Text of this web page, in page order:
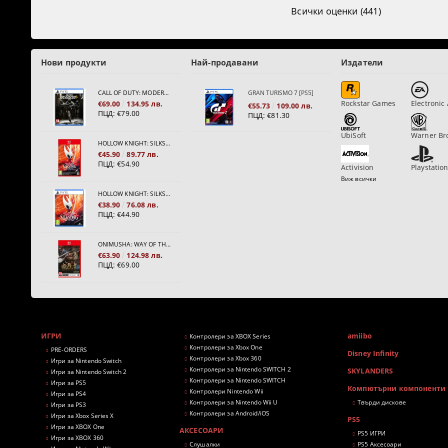
Всички оценки (441)
Нови продукти
CALL OF DUTY: MODERN WARFARE 4[PS5]
€69.00
134.95 лв.
ПЦД: €79.00
HOLLOW KNIGHT: SILKSONG [NINTENDO SWITCH 2]
€45.90
89.77 лв.
ПЦД: €54.90
HOLLOW KNIGHT: SILKSONG [PS5]
€38.90
76.08 лв.
ПЦД: €44.90
ONIMUSHA: WAY OF THE SWORD [NINTENDO SWITCH 2]
€63.90
124.98 лв.
ПЦД: €69.00
Най-продавани
GRAN TURISMO 7 [PS5]
€55.73
109.00 лв.
ПЦД: €81.30
Издатели
Rockstar Games Electronic
UbiSoft Warner
Activision Playstation
Виж всички
ИГРИ
PRE-ORDERS
Игри за Nintendo Switch
Игри за Nintendo Switch 2
Игри за PS5
Игри за PS4
Игри за PS3
Игри за Xbox Series X
Игри за XBOX One
Игри за XBOX 360
Контролери за XBOX Series
Контролери за Xbox One
Контролери за Xbox 360
Контролери за Nintendo SWITCH 2
Контролери за Nintendo SWITCH
Контролери Nintendo Wii
Контролери за Nintendo Wii U
Контролери за Android/iOS
АКСЕСОАРИ
Слушалки
amiibo
Disney Infinity
SKYLANDERS
Компютърни компоненти
Твърди дискове
PS5
PS5 ИГРИ
PS5 Аксесоари